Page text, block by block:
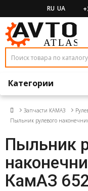
RU UA
Категории
Запчасти КАМАЗ
Пыльник рулевого
Пыльник
КамАЗ